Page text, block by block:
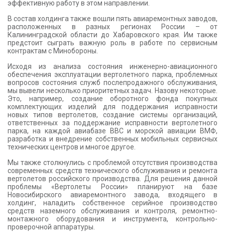
эффективную работу в этом направлении.
В состав холдинга также вошли пять авиаремонтных заводов,
расположенных в разных регионах России – от
Калининградской области до Хабаровского края. Им также
предстоит сыграть важную роль в работе по сервисным
контрактам с Минобороны.
Исходя из анализа состояния инженерно-авиационного
обеспечения эксплуатации вертолетного парка, проблемных
вопросов состояния служб послепродажного обслуживания,
мы вывели несколько приоритетных задач. Назову некоторые.
Это, например, создание оборотного фонда покупных
комплектующих изделий для поддержания исправности
новых типов вертолетов, создание системы организаций,
ответственных за поддержание исправности вертолетного
парка, на каждой авиабазе ВВС и морской авиации ВМФ,
разработка и внедрение собственных мобильных сервисных
технических центров и многое другое.
Мы также столкнулись с проблемой отсутствия производства
современных средств технического обслуживания и ремонта
вертолетов российского производства. Для решения данной
проблемы «Вертолеты России» планируют на базе
Новосибирского авиаремонтного завода, входящего в
холдинг, наладить собственное серийное производство
средств наземного обслуживания и контроля, ремонтно-
монтажного оборудования и инструмента, контрольно-
проверочной аппаратуры.